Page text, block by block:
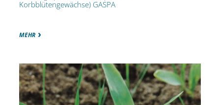
Korbblütengewächse) GASPA
MEHR